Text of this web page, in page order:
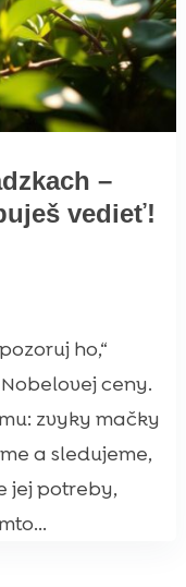
–
vedieť!
ho,“
ceny.
zvyky mačky
a sledujeme,
jej potreby,